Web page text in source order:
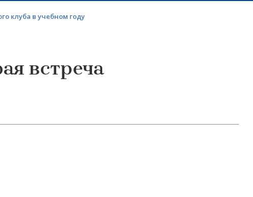
клуба в учебном году
встреча